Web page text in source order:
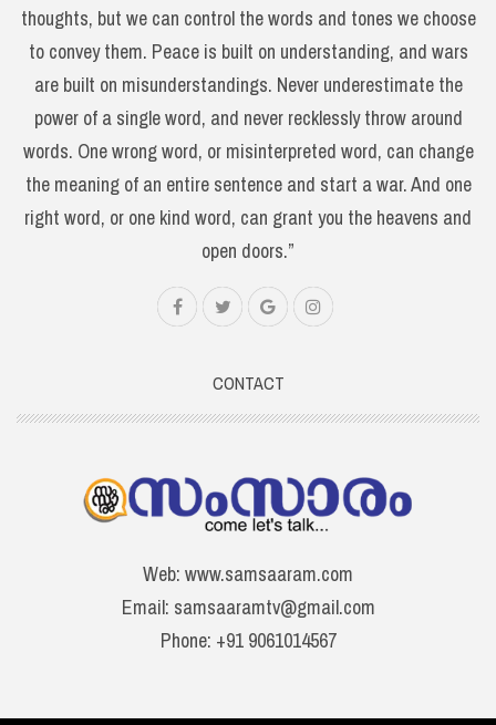
thoughts, but we can control the words and tones we choose
to convey them. Peace is built on understanding, and wars
are built on misunderstandings. Never underestimate the
power of a single word, and never recklessly throw around
words. One wrong word, or misinterpreted word, can change
the meaning of an entire sentence and start a war. And one
right word, or one kind word, can grant you the heavens and
open doors.”
CONTACT
Web: www.samsaaram.com
Email: samsaaramtv@gmail.com
Phone: +91 9061014567